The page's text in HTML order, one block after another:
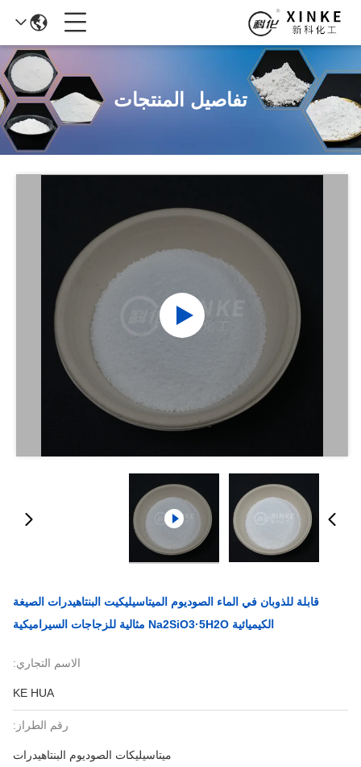
تفاصيل المنتجات
قابلة للذوبان في الماء الصوديوم الميتاسيليكيت البنتاهيدرات الصيغة
الكيميائية Na2SiO3·5H2O مثالية للزجاجات السيراميكية
الاسم التجاري:
KE HUA
رقم الطراز:
ميتاسيليكات الصوديوم البنتاهيدرات